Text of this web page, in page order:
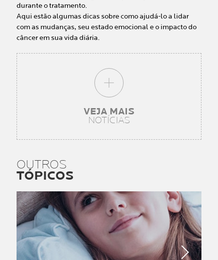
durante o tratamento.
Aqui estão algumas dicas sobre como ajudá-lo a lidar
com as mudanças, seu estado emocional e o impacto do
câncer em sua vida diária.
VEJA MAIS
NOTÍCIAS
OUTROS
TÓPICOS